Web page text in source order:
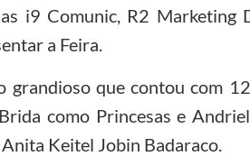
i9 Comunic, R2
a Feira.
grandioso que contou com
como Princesas e
Keitel Jobin Badaraco.